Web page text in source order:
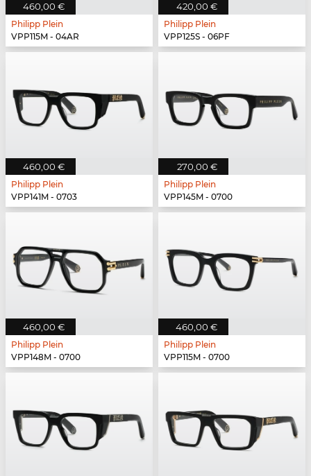
460,00 €
Philipp Plein
VPP115M - 04AR
420,00 €
Philipp Plein
VPP125S - 06PF
460,00 €
Philipp Plein
VPP141M - 0703
270,00 €
Philipp Plein
VPP145M - 0700
460,00 €
Philipp Plein
VPP148M - 0700
460,00 €
Philipp Plein
VPP115M - 0700